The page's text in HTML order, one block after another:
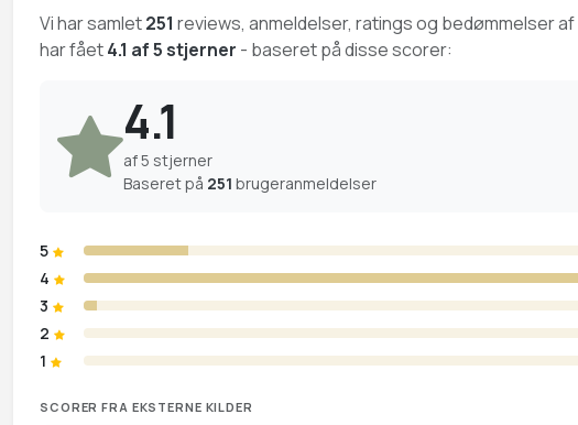
Vi har samlet251 reviews, anmeldelser, ratings og bedømmelser af
har fået4.1 af 5 stjerner - baseret på disse scorer:
4.1
af 5 stjerner
Baseret på 251 brugeranmeldelser
5
4
3
2
1
SCORER FRA EKSTERNE KILDER